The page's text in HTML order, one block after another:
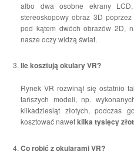
albo dwa osobne ekrany
stereoskopowy obraz 3D
pod kątem dwóch obrazów 2D,
nasze oczy widzą świat.
Ile kosztują okulary VR?
Rynek VR rozwinął się ostatnio
tańszych modeli, np.
kilkadziesiąt złotych, podczas
kosztować nawetkilka tysięcy
Co robić z okularami VR?